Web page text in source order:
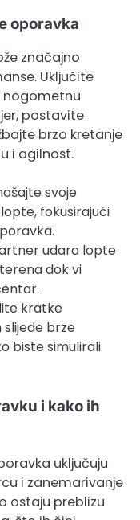
oporavka
značajno
Uključite
nogometnu
postavite
brzo kretanje
i agilnost.
svoje
fokusirajući
udara lopte
dok vi
kratke
brze
biste simulirali
i kako ih
uključuju
i zanemarivanje
ostaju preblizu